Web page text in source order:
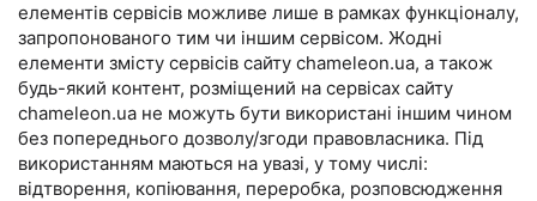
елементів сервісів можливе лише в рамках функціоналу,
запропонованого тим чи іншим сервісом. Жодні
елементи змісту сервісів сайту chameleon.ua, а також
будь-який контент, розміщений на сервісах сайту
chameleon.ua не можуть бути використані іншим чином
без попереднього дозволу/згоди правовласника. Під
використанням маються на увазі, у тому числі:
відтворення, копіювання, переробка, розповсюдження